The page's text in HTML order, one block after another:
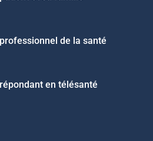
de la santé
en télésanté